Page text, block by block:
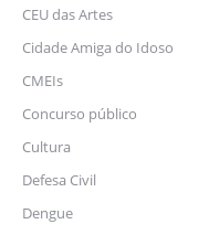
CEU das Artes
Cidade Amiga do Idoso
CMEIs
Concurso público
Cultura
Defesa Civil
Dengue